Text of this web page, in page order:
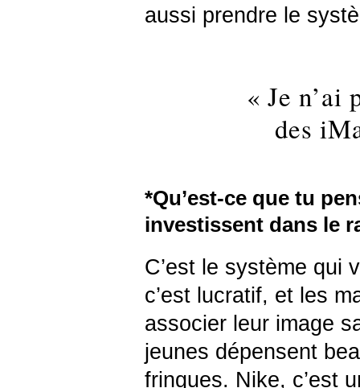
aussi prendre le
« Je n’ai
des
*Qu’est-ce que tu
investissent dans le
C’est le système qui
c’est lucratif, et les
associer leur image
jeunes dépensent
fringues. Nike, c’est